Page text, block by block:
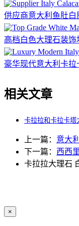
供应商意大利鱼肚
高档白色大理石装
豪华现代意大利卡
相关文章
卡拉拉和卡拉卡塔
上一篇： 意大
下一篇： 西西
卡拉拉大理石
×